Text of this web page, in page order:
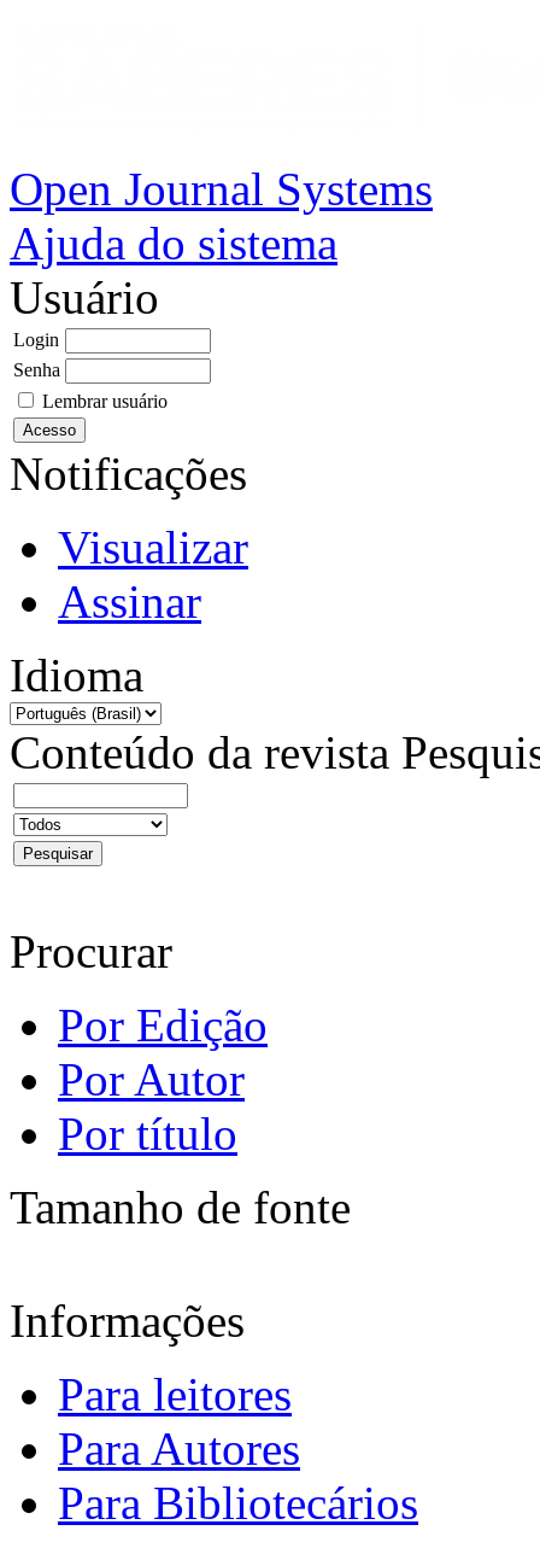
Open Journal Systems
Ajuda do sistema
Usuário
Login
Senha
Lembrar usuário
Notificações
Visualizar
Assinar
Idioma
Conteúdo da revista
Procurar
Por Edição
Por Autor
Por título
Tamanho de fonte
Informações
Para leitores
Para Autores
Para Bibliotecários